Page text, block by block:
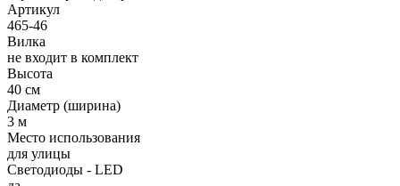
Артикул
465-46
Вилка
не входит в комплект
Высота
40 см
Диаметр (ширина)
3 м
Место использования
для улицы
Светодиоды - LED